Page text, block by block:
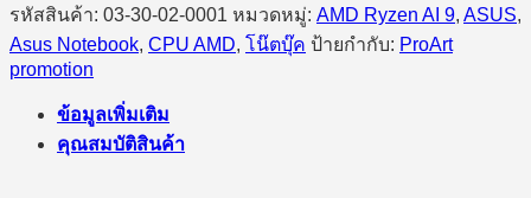
รหัสสินค้า: 03-30-02-0001 หมวดหมู่: AMD Ryzen AI 9, ASUS,
Asus Notebook, CPU AMD, โน๊ตบุ๊ค ป้ายกำกับ: ProArt
promotion
ข้อมูลเพิ่มเติม
คุณสมบัติสินค้า